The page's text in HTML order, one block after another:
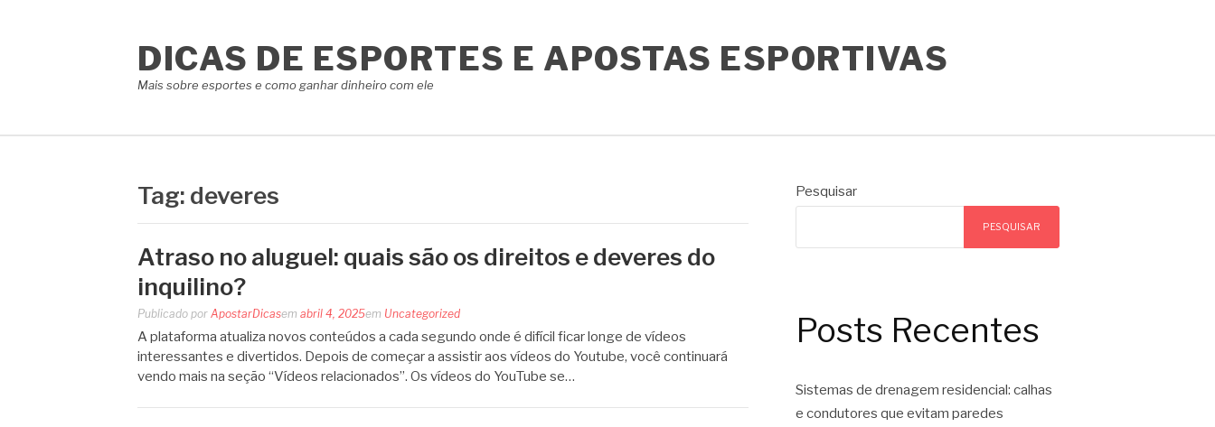
DICAS DE ESPORTES E APOSTAS ESPORTIVAS
Mais sobre esportes e como ganhar dinheiro com ele
Tag: deveres
Atraso no aluguel: quais são os direitos e deveres do
inquilino?
Publicado por ApostarDicasem abril 4, 2025em Uncategorized
A plataforma atualiza novos conteúdos a cada segundo onde é difícil ficar longe de vídeos
interessantes e divertidos. Depois de começar a assistir aos vídeos do Youtube, você continuará
vendo mais na seção “Vídeos relacionados”. Os vídeos do YouTube se…
Pesquisar
PESQUISAR
Posts Recentes
Sistemas de drenagem residencial: calhas
e condutores que evitam paredes